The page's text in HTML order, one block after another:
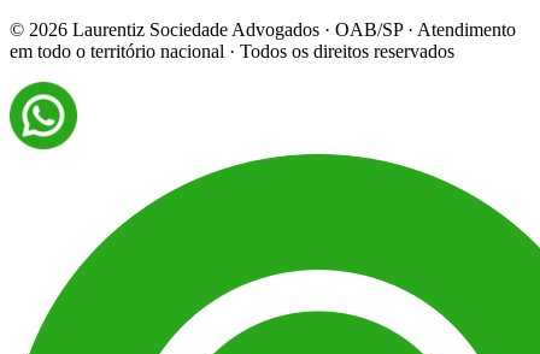
© 2026 Laurentiz Sociedade Advogados · OAB/SP · Atendimento
em todo o território nacional · Todos os direitos reservados